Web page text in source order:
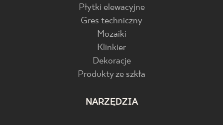
Płytki elewacyjne
Gres techniczny
Mozaiki
Klinkier
Dekoracje
Produkty ze szkła
NARZĘDZIA